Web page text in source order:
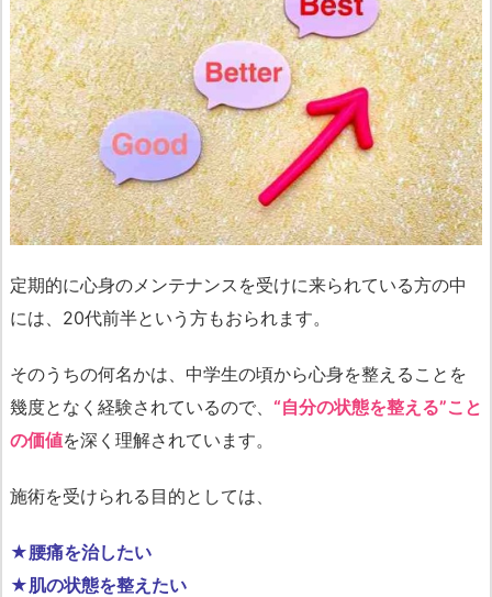
定期的に心身のメンテナンスを受けに来られている方の中
には、20代前半という方もおられます。
そのうちの何名かは、中学生の頃から心身を整えることを
幾度となく経験されているので、 “自分の状態を整える”こと
の価値を深く理解されています。
施術を受けられる目的としては、
★腰痛を治したい
★肌の状態を整えたい